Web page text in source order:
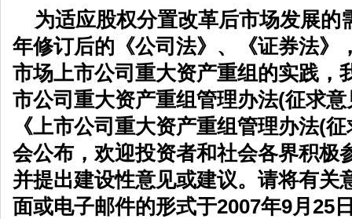
为适应股权分置改革后市场发展的
年修订后的《公司法》、《证券法》
市场上市公司重大资产重组的实践，
市公司重大资产重组管理办法(征求
《上市公司重大资产重组管理办法(
会公布，欢迎投资者和社会各界积极
并提出建设性意见或建议。请将有关
面或电子邮件的形式于2007年9月25